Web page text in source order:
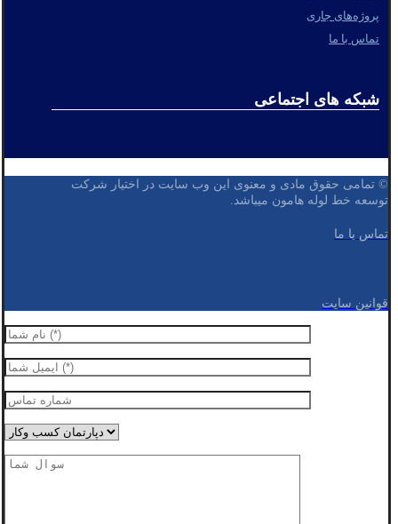
پروژه‌های جاری
تماس با ما
شبکه های اجتماعی
© تمامی حقوق مادی و معنوی این وب سایت در اختیار شرکت
توسعه خط لوله هامون میباشد.
تماس با ما
قوانین سایت